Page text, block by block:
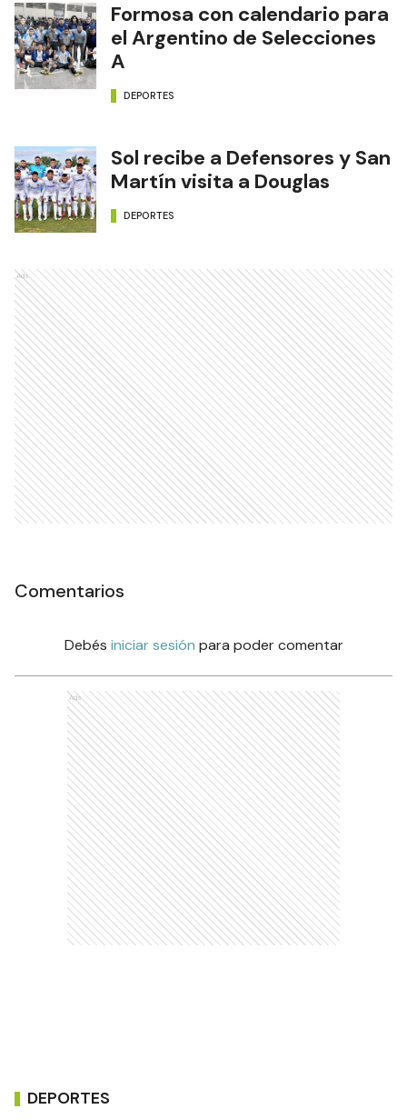
Formosa con calendario para
el Argentino de Selecciones
A
DEPORTES
Sol recibe a Defensores y San
Martín visita a Douglas
DEPORTES
Ads
Comentarios
Debés iniciar sesión para poder comentar
Ads
DEPORTES